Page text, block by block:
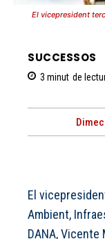
El vicepresident
SUCCESSOS
3 minut de
El
Ambient,
DANA,